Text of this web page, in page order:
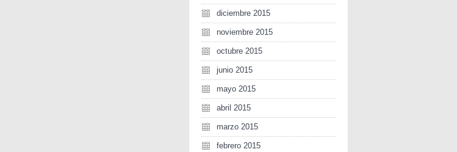
diciembre 2015
noviembre 2015
octubre 2015
junio 2015
mayo 2015
abril 2015
marzo 2015
febrero 2015